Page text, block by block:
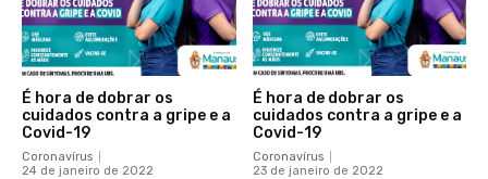
É hora de dobrar os
cuidados contra a gripe e a
Covid-19
Coronavírus
24 de janeiro de 2022
É hora de dobrar os
cuidados contra a gripe e a
Covid-19
Coronavírus
23 de janeiro de 2022